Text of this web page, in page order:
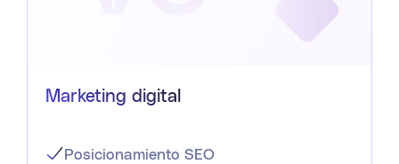
Marketing digital
Posicionamiento SEO